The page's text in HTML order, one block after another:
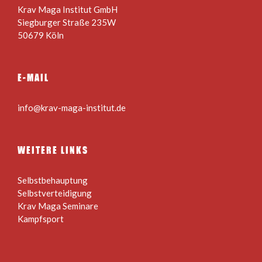
Krav Maga Institut GmbH
Siegburger Straße 235W
50679 Köln
E-MAIL
info@krav-maga-institut.de
WEITERE LINKS
Selbstbehauptung
Selbstverteidigung
Krav Maga Seminare
Kampfsport